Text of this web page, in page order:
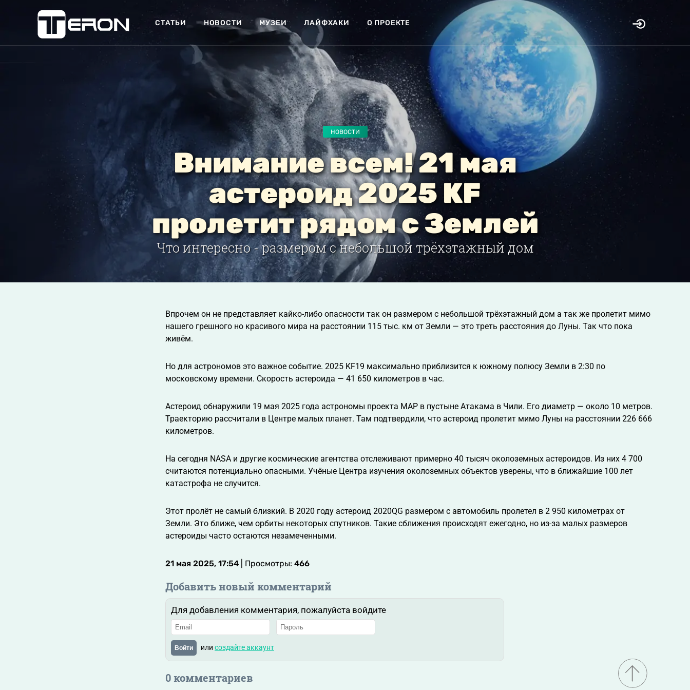
СТАТЬИ НОВОСТИ МУЗЕИ ЛАЙФХАКИ О ПРОЕКТЕ
НОВОСТИ
Внимание всем! 21 мая
астероид 2025 KF
пролетит рядом с Землей
Что интересно - размером с небольшой трёхэтажный дом
Впрочем он не представляет кайко-либо опасности так он размером с небольшой трёхэтажный дом а так же пролетит мимо
нашего грешного но красивого мира на расстоянии 115 тыс. км от Земли — это треть расстояния до Луны. Так что пока
живём.
Но для астрономов это важное событие. 2025 KF19 максимально приблизится к южному полюсу Земли в 2:30 по
московскому времени. Скорость астероида — 41 650 километров в час.
Астероид обнаружили 19 мая 2025 года астрономы проекта MAP в пустыне Атакама в Чили. Его диаметр — около 10 метров.
Траекторию рассчитали в Центре малых планет. Там подтвердили, что астероид пролетит мимо Луны на расстоянии 226 666
километров.
На сегодня NASA и другие космические агентства отслеживают примерно 40 тысяч околоземных астероидов. Из них 4 700
считаются потенциально опасными. Учёные Центра изучения околоземных объектов уверены, что в ближайшие 100 лет
катастрофа не случится.
Этот пролёт не самый близкий. В 2020 году астероид 2020QG размером с автомобиль пролетел в 2 950 километрах от
Земли. Это ближе, чем орбиты некоторых спутников. Такие сближения происходят ежегодно, но из-за малых размеров
астероиды часто остаются незамеченными.
21 мая 2025, 17:54 | Просмотры: 466
Добавить новый комментарий
Для добавления комментария, пожалуйста войдите
Войти или создайте аккаунт
0 комментариев